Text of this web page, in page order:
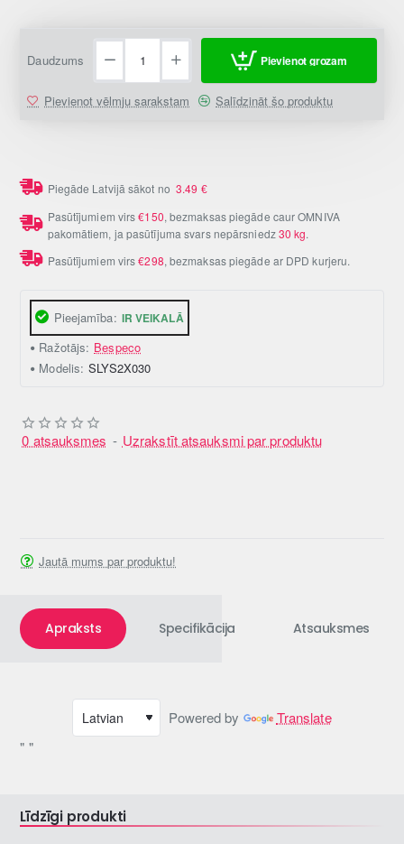
Pieejamība: IR VEIKALĀ
Ražotājs: Bespeco
Modelis: SLYS2X030
0 atsauksmes - Uzrakstīt atsauksmi par produktu
Daudzums Pievienot grozam
Pievienot vēlmju sarakstam Salīdzināt šo produktu
Piegāde Latvijā sākot no3.49 €
Pasūtījumiem virs€150, bezmaksas piegāde caur OMNIVA
pakomātiem, ja pasūtījuma svars nepārsniedz30 kg.
Pasūtījumiem virs€298, bezmaksas piegāde ar DPD kurjeru.
Jautā mums par produktu!
Apraksts Specifikācija Atsauksmes
Powered by
Translate
" "
Līdzīgi produkti